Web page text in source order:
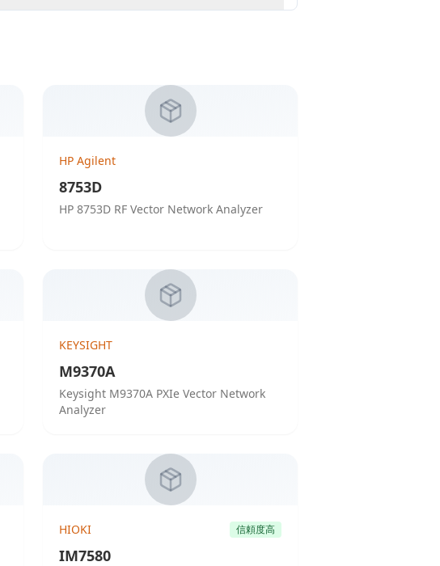
HP Agilent
8753D
HP 8753D RF Vector Network Analyzer
KEYSIGHT
M9370A
Keysight M9370A PXIe Vector Network
Analyzer
HIOKI 信頼度高
IM7580